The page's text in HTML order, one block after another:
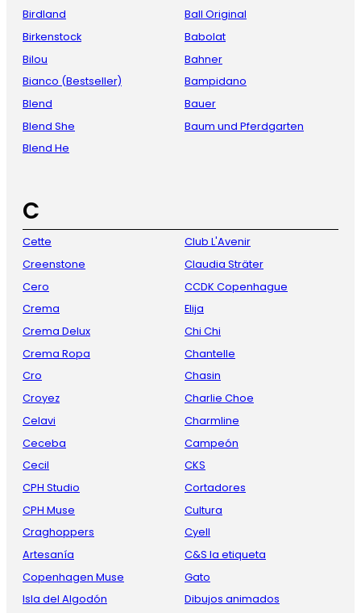
Birdland
Birkenstock
Bilou
Bianco (Bestseller)
Blend
Blend She
Blend He
Ball Original
Babolat
Bahner
Bampidano
Bauer
Baum und Pferdgarten
C
Cette
Creenstone
Cero
Crema
Crema Delux
Crema Ropa
Cro
Croyez
Celavi
Ceceba
Cecil
CPH Studio
CPH Muse
Craghoppers
Artesanía
Copenhagen Muse
Isla del Algodón
Club L'Avenir
Claudia Sträter
CCDK Copenhague
Elija
Chi Chi
Chantelle
Chasin
Charlie Choe
Charmline
Campeón
CKS
Cortadores
Cultura
Cyell
C&S la etiqueta
Gato
Dibujos animados